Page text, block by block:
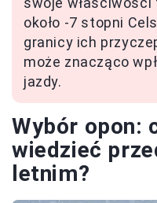
około -7 stopni
granicy ich
może znacząco
jazdy.
Wybór opon:
wiedzieć
letnim?